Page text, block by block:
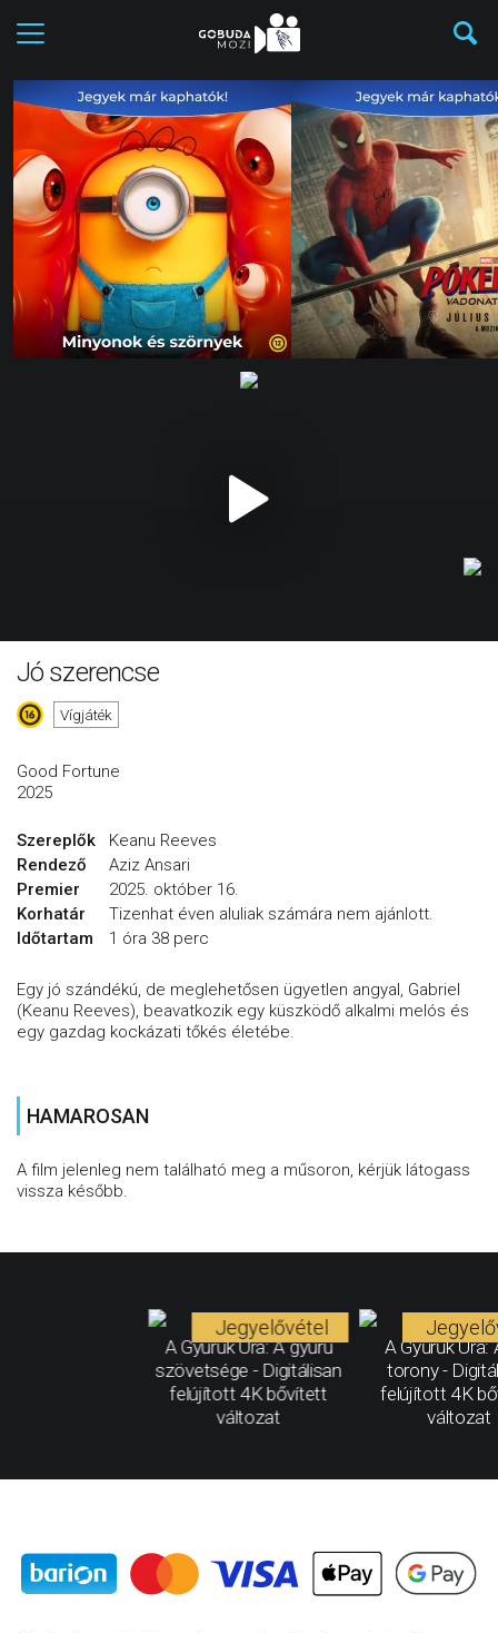
Jó szerencse
Vígjáték
Good Fortune
2025
Szereplők
Keanu Reeves
Rendező
Aziz Ansari
Premier
2025. október 16.
Korhatár
Tizenhat éven aluliak számára nem ajánlott.
Időtartam
1 óra 38 perc
Egy jó szándékú, de meglehetősen ügyetlen angyal, Gabriel
(Keanu Reeves), beavatkozik egy küszködő alkalmi melós és
egy gazdag kockázati tőkés életébe.
HAMAROSAN
A film jelenleg nem található meg a műsoron, kérjük látogass
vissza később.
A Gyűrűk Ura: A gyűrű
szövetsége - Digitálisan
felújított 4K bővített
változat
Jegyelővétel
A Gyűrűk Ura:
torony -
felújított 4K
változat